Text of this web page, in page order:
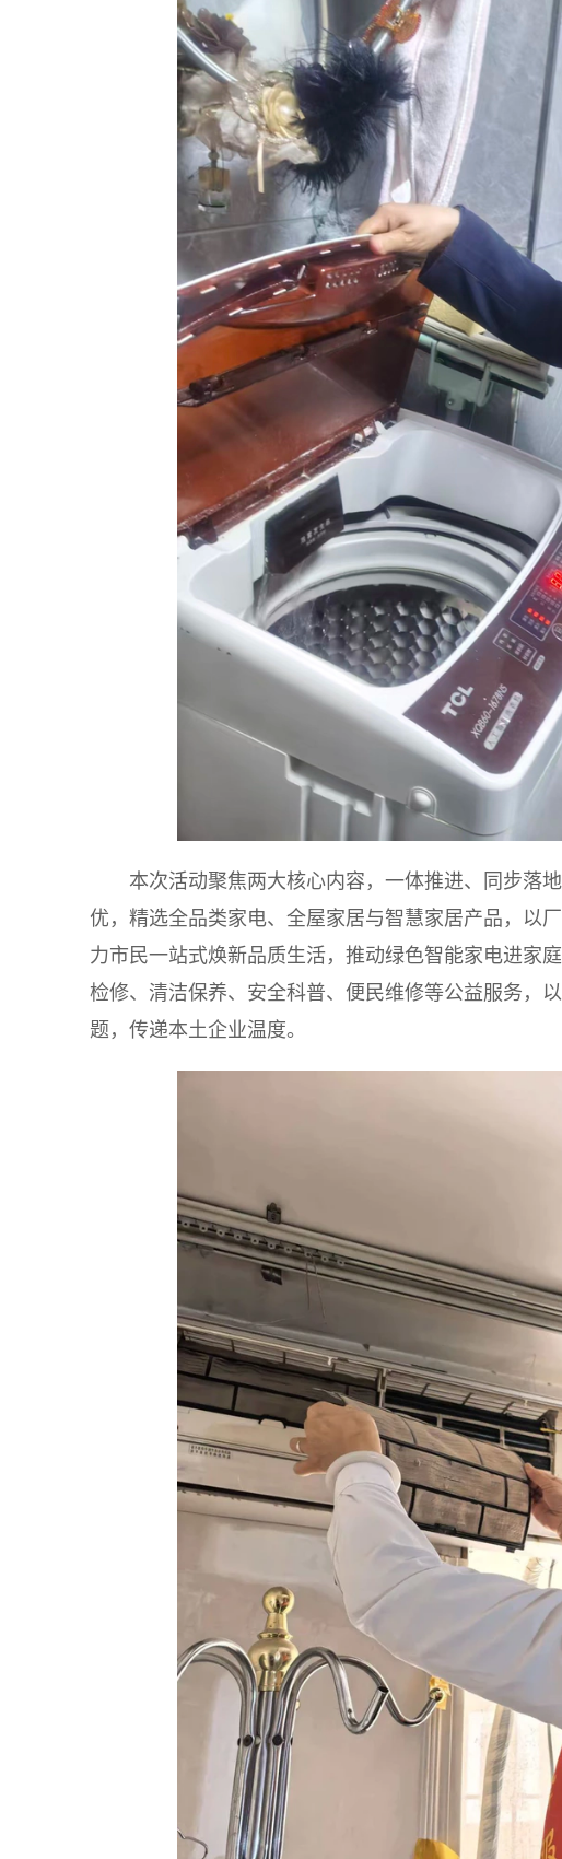
本次活动聚焦两大核心内容，一体推进、同步落
优，精选全品类家电、全屋家居与智慧家居产品，以
力市民一站式焕新品质生活，推动绿色智能家电进家
检修、清洁保养、安全科普、便民维修等公益服务，
题，传递本土企业温度。